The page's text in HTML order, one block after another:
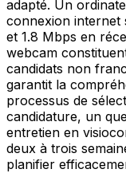
adapté. Un
connexion internet
et 1.8 Mbps en
webcam
candidats non
garantit la
processus de
candidature, un
entretien en
deux à trois
planifier